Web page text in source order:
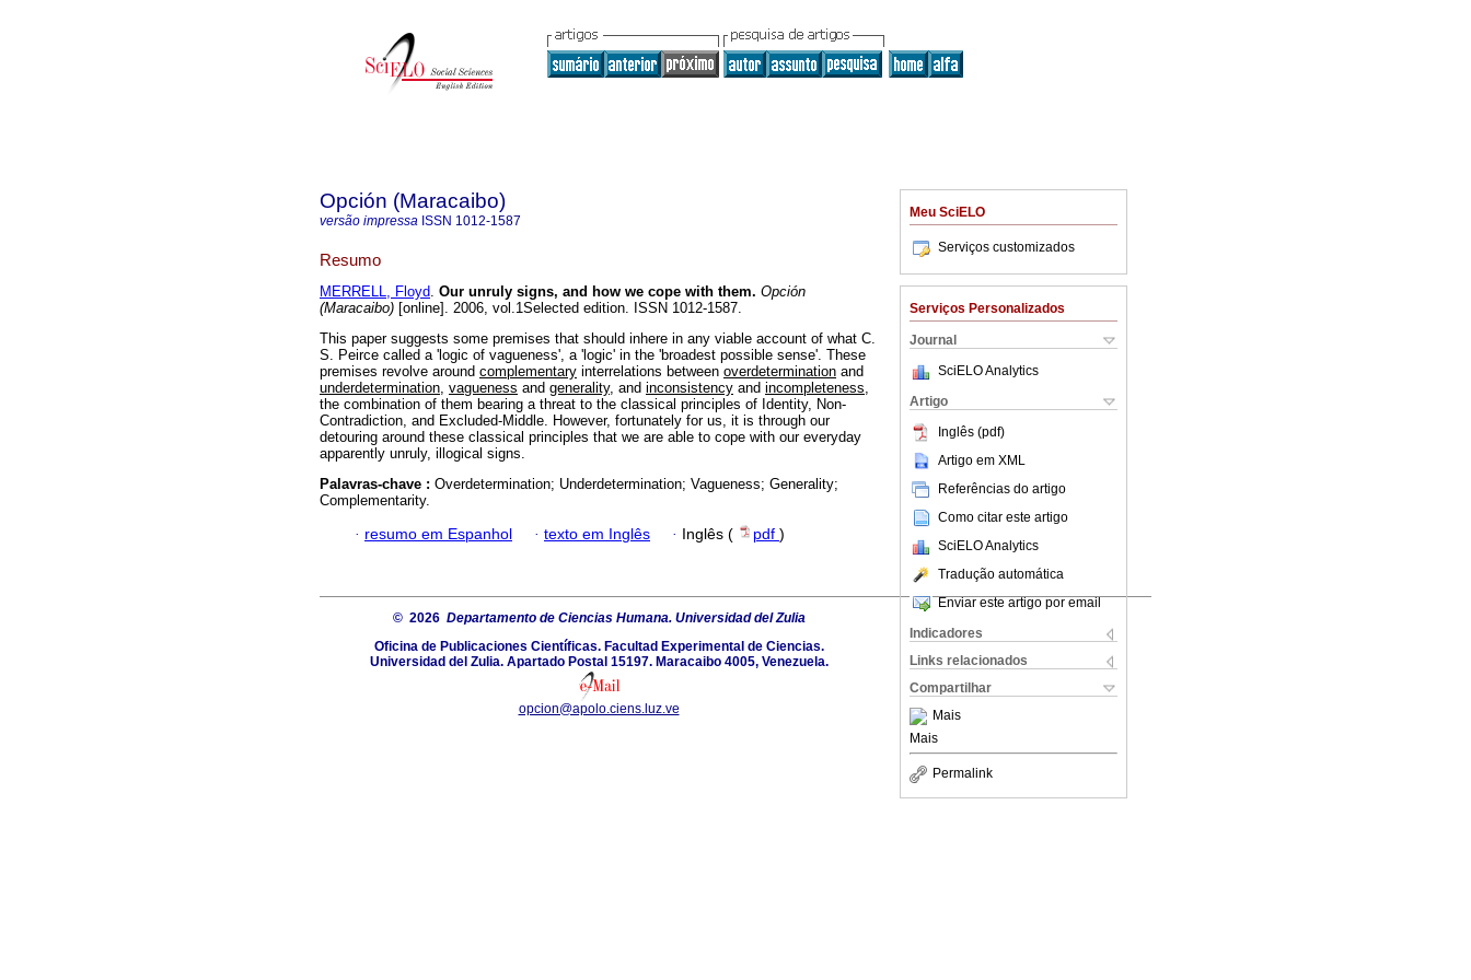
Meu SciELO
Serviços customizados
Serviços Personalizados
Journal
SciELO Analytics
Artigo
Inglês (pdf)
Artigo em XML
Referências do artigo
Como citar este artigo
SciELO Analytics
Tradução automática
Enviar este artigo por email
Indicadores
Links relacionados
Compartilhar
Mais
Mais
Permalink
Opción (Maracaibo)
versão impressa ISSN 1012-1587
Resumo
MERRELL, Floyd. Our unruly signs, and how we cope with them. Opción
(Maracaibo) [online]. 2006, vol.1Selected edition. ISSN 1012-1587.
This paper suggests some premises that should inhere in any viable account of what C.
S. Peirce called a 'logic of vagueness', a 'logic' in the 'broadest possible sense'. These
premises revolve around complementary interrelations between overdetermination and
underdetermination, vagueness and generality, and inconsistency and incompleteness,
the combination of them bearing a threat to the classical principles of Identity, Non-
Contradiction, and Excluded-Middle. However, fortunately for us, it is through our
detouring around these classical principles that we are able to cope with our everyday
apparently unruly, illogical signs.
Palavras-chave : Overdetermination; Underdetermination; Vagueness; Generality;
Complementarity.
· resumo em Espanhol · texto em Inglês · Inglês ( pdf )
© 2026 Departamento de Ciencias Humana. Universidad del Zulia
Oficina de Publicaciones Científicas. Facultad Experimental de Ciencias.
Universidad del Zulia. Apartado Postal 15197. Maracaibo 4005, Venezuela.
opcion@apolo.ciens.luz.ve